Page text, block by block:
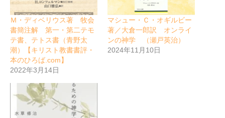
Ｍ・ディベリウス著 牧会
書簡注解 第一・第二テモ
テ書、テトス書（青野太
潮）【キリスト教書書評・
本のひろば.com】
2022年3月14日
マシュー・Ｃ・オギルビー
著／大倉一郎訳 オンライ
ンの神学 （瀬戸英治）
2024年11月10日